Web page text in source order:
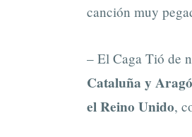
canción muy
– El Caga Tió de
Cataluña y
el Reino Unido,